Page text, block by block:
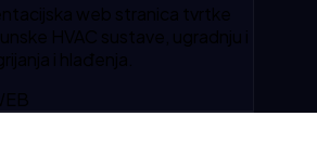
web stranica tvrtke
HVAC sustave, ugradnju i
i hlađenja.